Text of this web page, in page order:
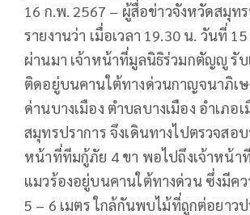
16 ก.พ. 2567 – ผู้สื่อข่าวจังหวัดสมุท
รายงานว่า เมื่อเวลา 19.30 น. วันที่
ผ่านมา เจ้าหน้าที่มูลนิธิร่วมกตัญญู รั
ติดอยู่บนคานใต้ทางด่วนกาญจนาภิเ
ด่านบางเมือง ตำบลบางเมือง อำเภอเ
สมุทรปราการ จึงเดินทางไปตรวจสอ
หน้าที่ทีมกู้ภัย 4 ขา พอไปถึงเจ้าหน้า
แมวร้องอยู่บนคานใต้ทางด่วน ซึ่งมีค
5 – 6 เมตร ใกล้กันพบไม้ที่ถูกต่อยาว